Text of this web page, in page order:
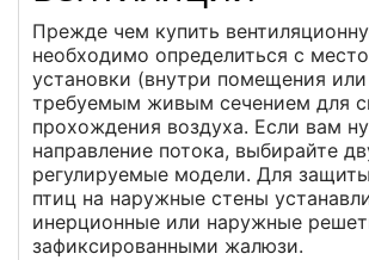
Прежде чем купить
необходимо определиться с
установки (внутри помещения
требуемым живым сечением для
прохождения воздуха. Если вам
направление потока, выбирайте
регулируемые модели. Для
птиц на наружные стены
инерционные или наружные
зафиксированными жалюзи.